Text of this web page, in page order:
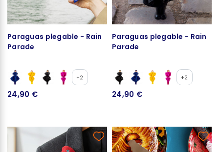
Paraguas plegable - Rain
Parade
+2
24,90 €
Paraguas plegable - Rain
Parade
+2
24,90 €